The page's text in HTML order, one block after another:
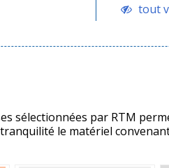
tout
sélectionnées par RTM
le matériel